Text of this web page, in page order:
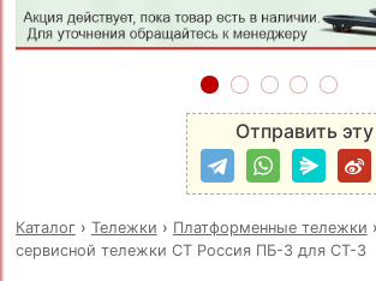
Отправить
Каталог› Тележки › Платформенные тележки ›
сервисной тележки СТ Россия ПБ-3 для СТ-3